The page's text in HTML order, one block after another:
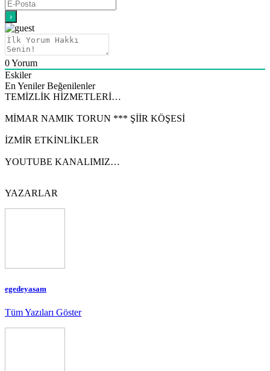
0Yorum
Eskiler
En Yeniler Beğenilenler
TEMİZLİK HİZMETLERİ…
MİMAR NAMIK TORUN *** ŞİİR KÖŞESİ
İZMİR ETKİNLİKLER
YOUTUBE KANALIMIZ…
YAZARLAR
egedeyasam
Tüm Yazıları Göster